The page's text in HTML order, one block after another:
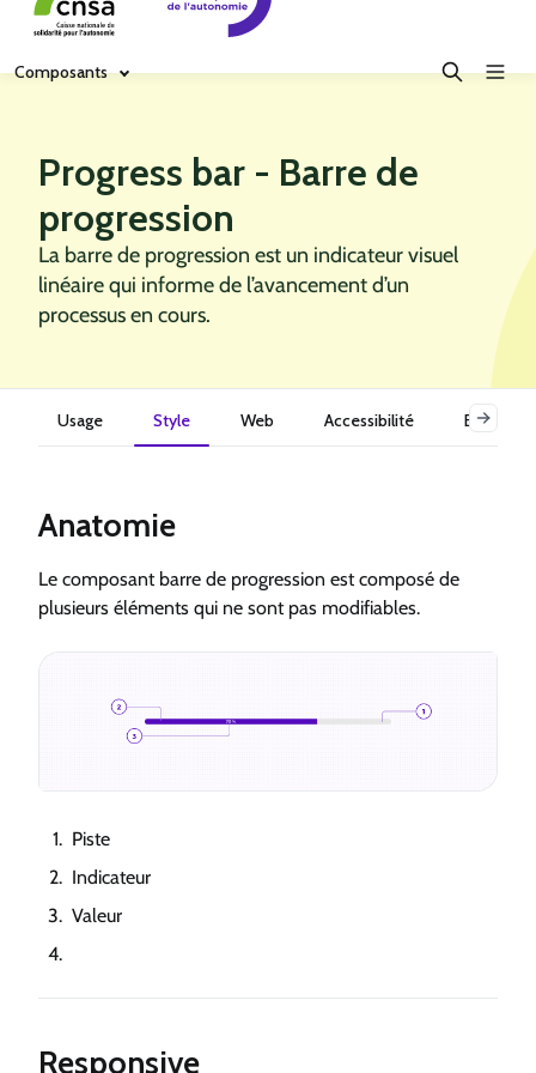
Composants
Progress bar - Barre de
progression
La barre de progression est un indicateur visuel
linéaire qui informe de l’avancement d’un
processus en cours.
Usage Style Web Accessibilité Exemples
Anatomie
Le composant barre de progression est composé de
plusieurs éléments qui ne sont pas modifiables.
Piste
Indicateur
Valeur
Responsive